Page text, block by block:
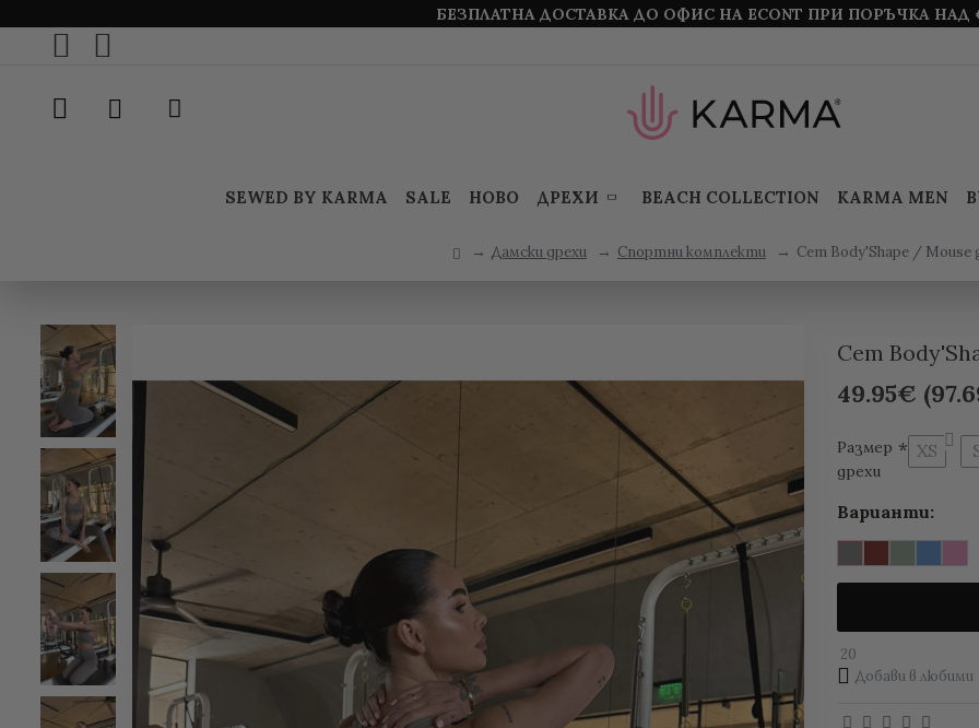
БЕЗПЛАТНА ДОСТАВКА ДО ОФИС НА ECONT ПРИ ПОРЪЧКА НАД
SEWED BY KARMA SALE НОВО ДРЕХИ BEACH COLLECTION KARMA MEN
Дамски дрехи Спортни комплекти Сет Body'Shape / Mouse
Сет
49.95€
Размер
дрехи
XS
Варианти:
20
Добави в любими